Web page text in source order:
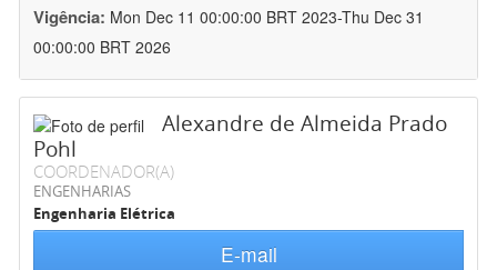
Vigência: Mon Dec 11 00:00:00 BRT 2023-Thu Dec 31
00:00:00 BRT 2026
Alexandre de Almeida Prado
Pohl
COORDENADOR(A)
ENGENHARIAS
Engenharia Elétrica
E-mail